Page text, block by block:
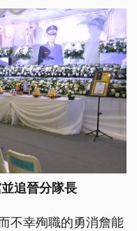
同審理評議，一審依
追晉分隊長
不幸殉職的勇消詹能